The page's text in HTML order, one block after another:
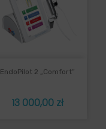
EndoPilot 2 „comfort”
Cena
13 000,00 zł